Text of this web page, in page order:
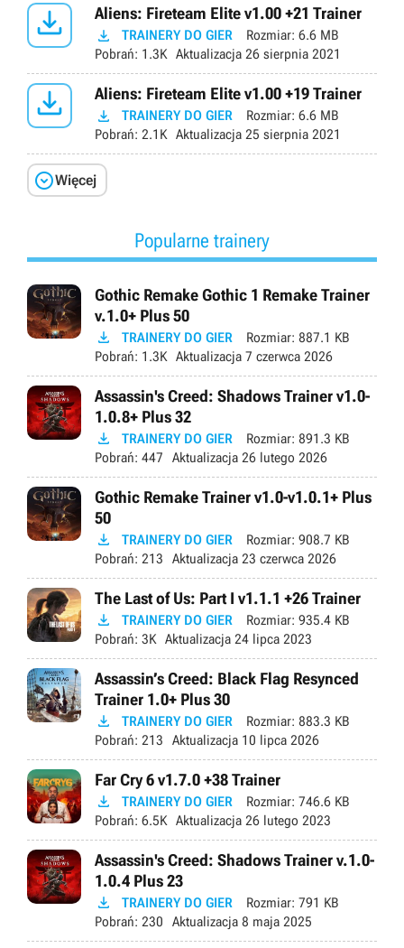
 Aliens: Fireteam Elite v1.00 +21 Trainer
 TRAINERY DO GIER Rozmiar: 6.6 MB
Pobrań: 1.3K Aktualizacja 26 sierpnia 2021
 Aliens: Fireteam Elite v1.00 +19 Trainer
 TRAINERY DO GIER Rozmiar: 6.6 MB
Pobrań: 2.1K Aktualizacja 25 sierpnia 2021
Więcej
Popularne trainery
Gothic Remake Gothic 1 Remake Trainer
v.1.0+ Plus 50
 TRAINERY DO GIER Rozmiar: 887.1 KB
Pobrań: 1.3K Aktualizacja 7 czerwca 2026
Assassin's Creed: Shadows Trainer v1.0-
1.0.8+ Plus 32
 TRAINERY DO GIER Rozmiar: 891.3 KB
Pobrań: 447 Aktualizacja 26 lutego 2026
Gothic Remake Trainer v1.0-v1.0.1+ Plus
50
 TRAINERY DO GIER Rozmiar: 908.7 KB
Pobrań: 213 Aktualizacja 23 czerwca 2026
The Last of Us: Part I v1.1.1 +26 Trainer
 TRAINERY DO GIER Rozmiar: 935.4 KB
Pobrań: 3K Aktualizacja 24 lipca 2023
Assassin’s Creed: Black Flag Resynced
Trainer 1.0+ Plus 30
 TRAINERY DO GIER Rozmiar: 883.3 KB
Pobrań: 213 Aktualizacja 10 lipca 2026
Far Cry 6 v1.7.0 +38 Trainer
 TRAINERY DO GIER Rozmiar: 746.6 KB
Pobrań: 6.5K Aktualizacja 26 lutego 2023
Assassin's Creed: Shadows Trainer v.1.0-
1.0.4 Plus 23
 TRAINERY DO GIER Rozmiar: 791 KB
Pobrań: 230 Aktualizacja 8 maja 2025